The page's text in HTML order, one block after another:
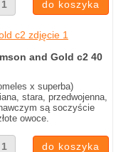
and Gold c2 40
x superba)
stara, przedwojenna,
są soczyście
owoce.